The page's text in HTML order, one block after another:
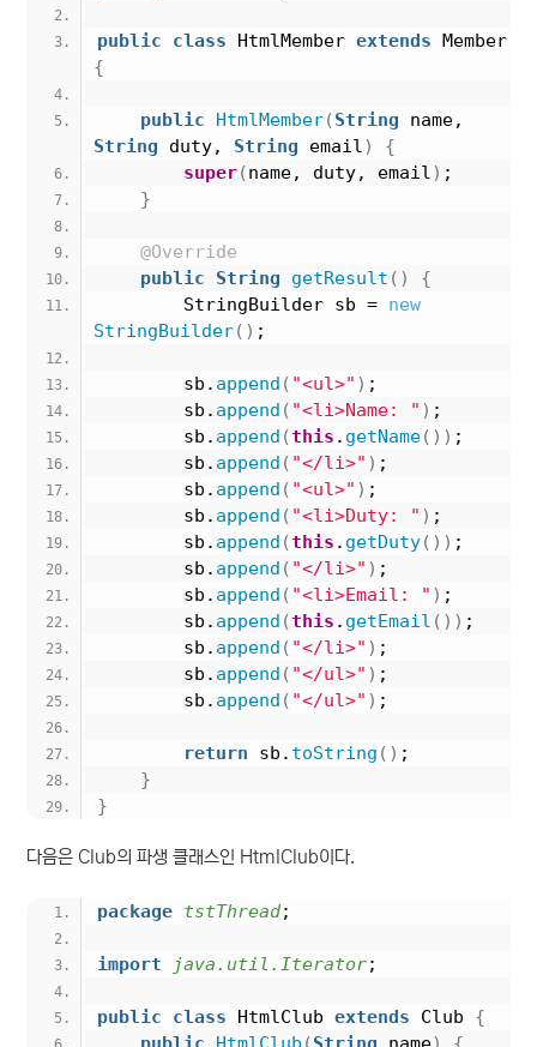
public class HtmlMember extends
{
public HtmlMember(String
String duty, String email )
{
super(name, duty, email ) ;
}
@Override
public
String getResult ()
{
        StringBuilder sb =
new
StringBuilder() ;
        sb.
append ( "<ul>" ) ;
        sb.
append ( "<li>Name: " ) ;
        sb.
append (this . getName()) ;
        sb.
append ( "</li>" ) ;
        sb.
append ( "<ul>" ) ;
        sb.
append ( "<li>Duty: " ) ;
        sb.
append (this . getDuty()) ;
        sb.
append ( "</li>" ) ;
        sb.
append ( "<li>Email: " ) ;
        sb.
append (this . getEmail ()) ;
        sb.
append ( "</li>" ) ;
        sb.
append ( "</ul>" ) ;
        sb.
append ( "</ul>" ) ;
return sb. toString () ;
}
}
다음은 Club의 파생 클래스인 HtmlClub이다.
package tstThread;
import java.util.Iterator;
public class HtmlClub extends Club {